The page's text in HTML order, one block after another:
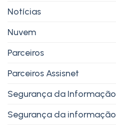
Notícias
Nuvem
Parceiros
Parceiros Assisnet
Segurança da Informação
Segurança da informação